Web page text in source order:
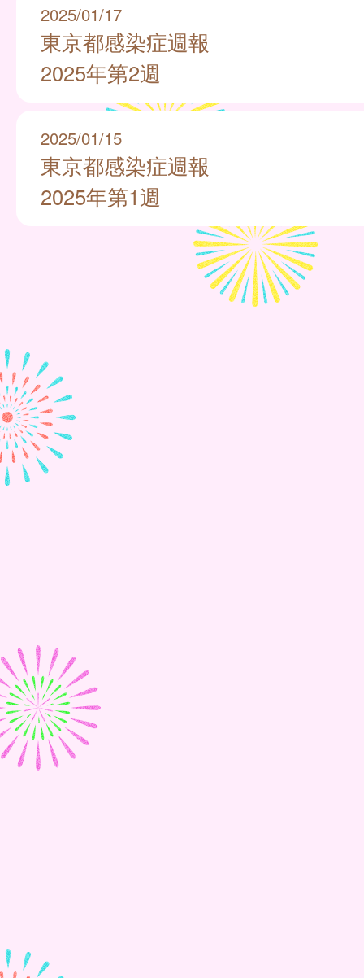
2025/01/17
東京都感染症週報
2025年第2週
2025/01/15
東京都感染症週報
2025年第1週